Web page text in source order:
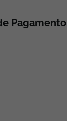
Pagamento